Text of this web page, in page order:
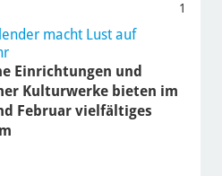
1
macht Lust auf
Einrichtungen und
Kulturwerke bieten im
Februar vielfältiges